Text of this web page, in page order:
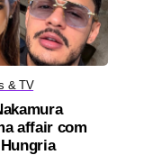
& TV
affair com